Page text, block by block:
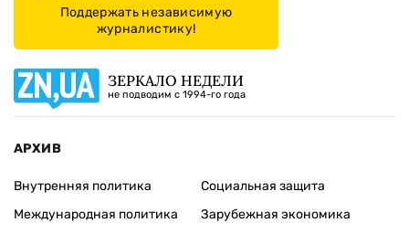
Поддержать независимую
журналистику!
ЗЕРКАЛО НЕДЕЛИ
не подводим с 1994-го года
АРХИВ
Внутренняя политика
Международная политика
Социальная защита
Зарубежная экономика